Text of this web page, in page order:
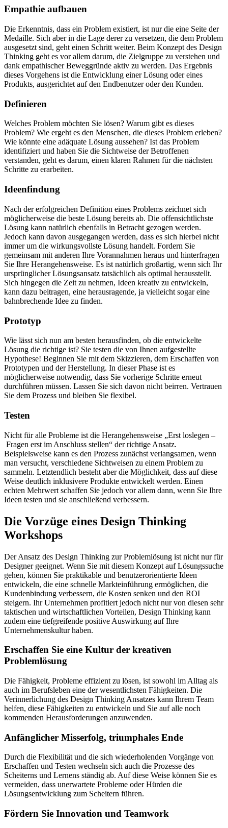
Empathie aufbauen
Die Erkenntnis, dass ein Problem existiert, ist nur die eine Seite der
Medaille. Sich aber in die Lage derer zu versetzen, die dem Problem
ausgesetzt sind, geht einen Schritt weiter. Beim Konzept des Design
Thinking geht es vor allem darum, die Zielgruppe zu verstehen und
dank empathischer Beweggründe aktiv zu werden. Das Ergebnis
dieses Vorgehens ist die Entwicklung einer Lösung oder eines
Produkts, ausgerichtet auf den Endbenutzer oder den Kunden.
Definieren
Welches Problem möchten Sie lösen? Warum gibt es dieses
Problem? Wie ergeht es den Menschen, die dieses Problem erleben?
Wie könnte eine adäquate Lösung aussehen? Ist das Problem
identifiziert und haben Sie die Sichtweise der Betroffenen
verstanden, geht es darum, einen klaren Rahmen für die nächsten
Schritte zu erarbeiten.
Ideenfindung
Nach der erfolgreichen Definition eines Problems zeichnet sich
möglicherweise die beste Lösung bereits ab. Die offensichtlichste
Lösung kann natürlich ebenfalls in Betracht gezogen werden.
Jedoch kann davon ausgegangen werden, dass es sich hierbei nicht
immer um die wirkungsvollste Lösung handelt. Fordern Sie
gemeinsam mit anderen Ihre Vorannahmen heraus und hinterfragen
Sie Ihre Herangehensweise. Es ist natürlich großartig, wenn sich Ihr
ursprünglicher Lösungsansatz tatsächlich als optimal herausstellt.
Sich hingegen die Zeit zu nehmen, Ideen kreativ zu entwickeln,
kann dazu beitragen, eine herausragende, ja vielleicht sogar eine
bahnbrechende Idee zu finden.
Prototyp
Wie lässt sich nun am besten herausfinden, ob die entwickelte
Lösung die richtige ist? Sie testen die von Ihnen aufgestellte
Hypothese! Beginnen Sie mit dem Skizzieren, dem Erschaffen von
Prototypen und der Herstellung. In dieser Phase ist es
möglicherweise notwendig, dass Sie vorherige Schritte erneut
durchführen müssen. Lassen Sie sich davon nicht beirren. Vertrauen
Sie dem Prozess und bleiben Sie flexibel.
Testen
Nicht für alle Probleme ist die Herangehensweise „Erst loslegen –
Fragen erst im Anschluss stellen“ der richtige Ansatz.
Beispielsweise kann es den Prozess zunächst verlangsamen, wenn
man versucht, verschiedene Sichtweisen zu einem Problem zu
sammeln. Letztendlich besteht aber die Möglichkeit, dass auf diese
Weise deutlich inklusivere Produkte entwickelt werden. Einen
echten Mehrwert schaffen Sie jedoch vor allem dann, wenn Sie Ihre
Ideen testen und sie anschließend verbessern.
Die Vorzüge eines Design Thinking
Workshops
Der Ansatz des Design Thinking zur Problemlösung ist nicht nur für
Designer geeignet. Wenn Sie mit diesem Konzept auf Lösungssuche
gehen, können Sie praktikable und benutzerorientierte Ideen
entwickeln, die eine schnelle Markteinführung ermöglichen, die
Kundenbindung verbessern, die Kosten senken und den ROI
steigern. Ihr Unternehmen profitiert jedoch nicht nur von diesen sehr
taktischen und wirtschaftlichen Vorteilen, Design Thinking kann
zudem eine tiefgreifende positive Auswirkung auf Ihre
Unternehmenskultur haben.
Erschaffen Sie eine Kultur der kreativen
Problemlösung
Die Fähigkeit, Probleme effizient zu lösen, ist sowohl im Alltag als
auch im Berufsleben eine der wesentlichsten Fähigkeiten. Die
Verinnerlichung des Design Thinking Ansatzes kann Ihrem Team
helfen, diese Fähigkeiten zu entwickeln und Sie auf alle noch
kommenden Herausforderungen anzuwenden.
Anfänglicher Misserfolg, triumphales Ende
Durch die Flexibilität und die sich wiederholenden Vorgänge von
Erschaffen und Testen wechseln sich auch die Prozesse des
Scheiterns und Lernens ständig ab. Auf diese Weise können Sie es
vermeiden, dass unerwartete Probleme oder Hürden die
Lösungsentwicklung zum Scheitern führen.
Fördern Sie Innovation und Teamwork